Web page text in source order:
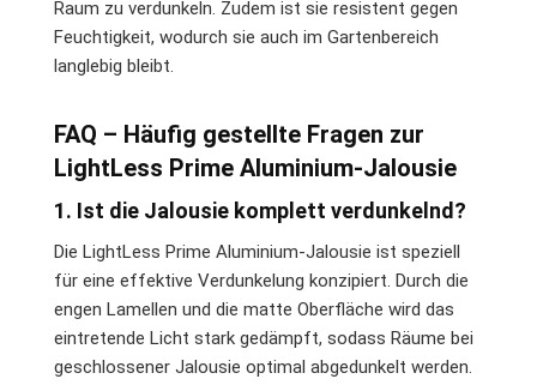
Raum zu verdunkeln. Zudem ist sie resistent gegen
Feuchtigkeit, wodurch sie auch im Gartenbereich
langlebig bleibt.
FAQ – Häufig gestellte Fragen zur
LightLess Prime Aluminium-Jalousie
1. Ist die Jalousie komplett verdunkelnd?
Die LightLess Prime Aluminium-Jalousie ist speziell
für eine effektive Verdunkelung konzipiert. Durch die
engen Lamellen und die matte Oberfläche wird das
eintretende Licht stark gedämpft, sodass Räume bei
geschlossener Jalousie optimal abgedunkelt werden.